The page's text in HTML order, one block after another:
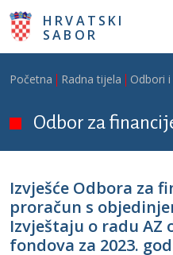
Skoči na glavni sadržaj
HRVATSKI
SABOR
Breadcrumb
Početna Radna tijela Odbori
Odbor za
Izvješće Odbora za
proračun s
Izvještaju o radu
fondova za 2023.